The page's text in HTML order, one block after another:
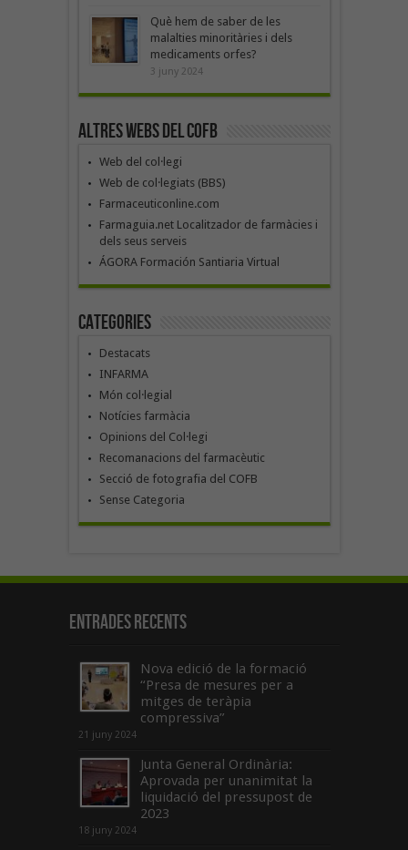
Què hem de saber de les
malalties minoritàries i dels
medicaments orfes?
3 juny 2024
Altres webs del COFB
Web del col·legi
Web de col·legiats (BBS)
Farmaceuticonline.com
Farmaguia.net Localitzador de farmàcies i
dels seus serveis
ÁGORA Formación Santiaria Virtual
Categories
Destacats
INFARMA
Món col·legial
Notícies farmàcia
Opinions del Col·legi
Recomanacions del farmacèutic
Secció de fotografia del COFB
Sense Categoria
Entrades recents
Nova edició de la formació
“Presa de mesures per a
mitges de teràpia
compressiva”
21 juny 2024
Junta General Ordinària:
Aprovada per unanimitat la
liquidació del pressupost de
2023
18 juny 2024